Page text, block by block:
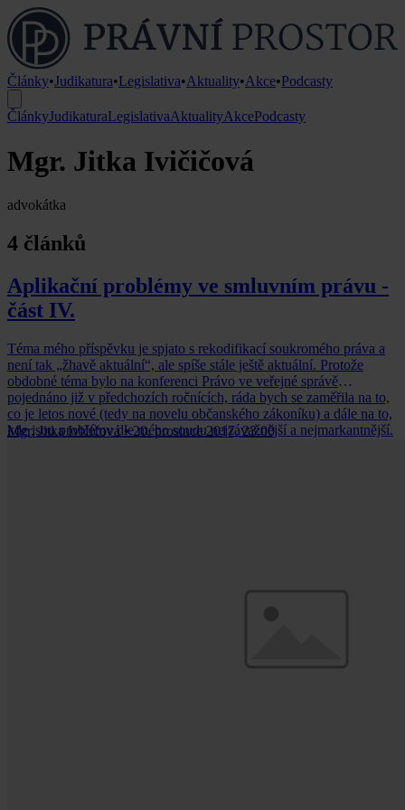
Články•Judikatura•Legislativa•Aktuality•Akce•Podcasty
ČlánkyJudikaturaLegislativaAktualityAkcePodcasty
Mgr. Jitka Ivičičová
advokátka
4 článků
Aplikační problémy ve smluvním právu -
část IV.
Téma mého příspěvku je spjato s rekodifikací soukromého práva a
není tak „žhavě aktuální“, ale spíše stále ještě aktuální. Protože
obdobné téma bylo na konferenci Právo ve veřejné správě
pojednáno již v předchozích ročnících, ráda bych se zaměřila na to,
co je letos nové (tedy na novelu občanského zákoníku) a dále na to,
kde jsou problémy dle mého soudu nejzávažnější a nejmarkantnější.
Mgr. Jitka Ivičičová • 20. prosince 2017, 23:00